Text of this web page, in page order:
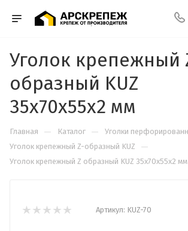
Уголок крепежный
образный KUZ
35х70х55х2 мм
Главная — Каталог — Уголки
Уголок крепежный Z-образный KUZ —
Уголок крепежный Z образный KUZ 35х70х55х2 мм
Артикул: KUZ-70